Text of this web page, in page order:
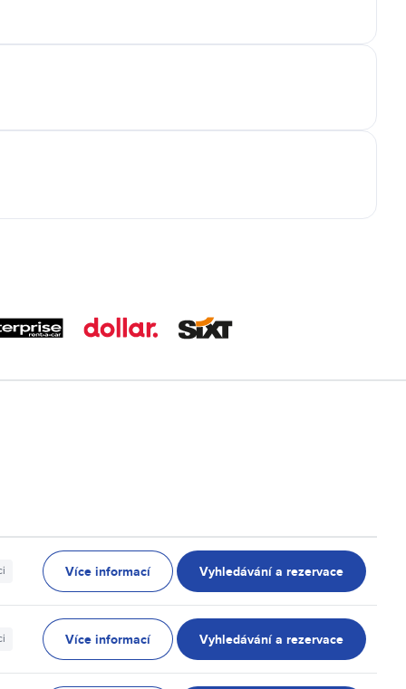
Více informací Vyhledávání a rezervace
Více informací Vyhledávání a rezervace